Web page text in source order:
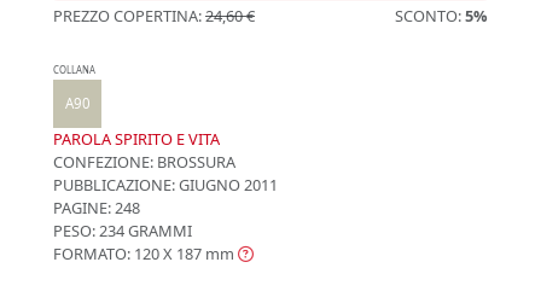
PREZZO COPERTINA:24,60 € SCONTO:5%
COLLANA
A90
PAROLA SPIRITO E VITA
CONFEZIONE: BROSSURA
PUBBLICAZIONE:GIUGNO 2011
PAGINE: 248
PESO: 234 GRAMMI
FORMATO: 120 X 187 mm